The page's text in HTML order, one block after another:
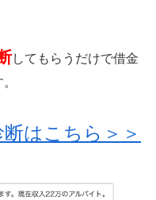
してもらうだけで借金
はこちら＞＞